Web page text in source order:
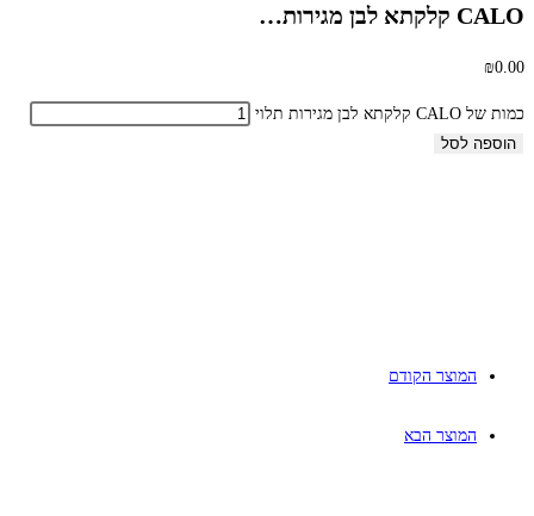
CALO קלקתא לבן מגירות…
₪0.00
כמות של CALO קלקתא לבן מגירות תלוי
הוספה לסל
המוצר הקודם
המוצר הבא